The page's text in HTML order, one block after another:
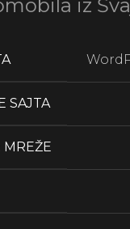
iz
SAJTA
MREŽE